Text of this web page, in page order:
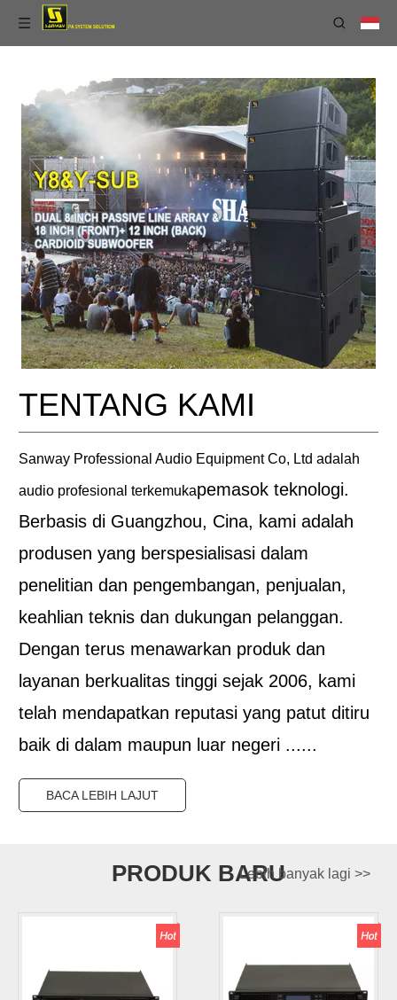
TENTANG KAMI
Sanway Professional Audio Equipment Co, Ltd adalah
audio profesional terkemukapemasok teknologi.
Berbasis di Guangzhou, Cina, kami adalah
produsen yang berspesialisasi dalam
penelitian dan pengembangan, penjualan,
keahlian teknis dan dukungan pelanggan.
Dengan terus menawarkan produk dan
layanan berkualitas tinggi sejak 2006, kami
telah mendapatkan reputasi yang patut ditiru
baik di dalam maupun luar negeri ......
BACA LEBIH LAJUT
PRODUK BARULebih banyak lagi >>